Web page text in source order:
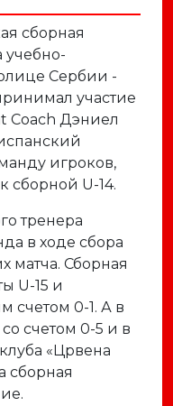
сборная
учебно-
Сербии -
участие
Coach Дэниел
игроков,
сборной U-14.
тренера
в ходе сбора
матча. Сборная
U-15 и
счетом 0-1. А в
счетом 0-5 и в
«Црвена
сборная